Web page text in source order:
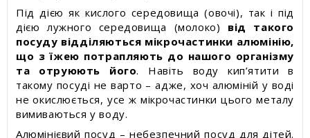
Під дією як кислого середовища (овочі), так і під
дією лужного середовища (молоко) від такого
посуду відділяються мікрочастинки алюмінію,
що з їжею потрапляють до нашого організму
та отруюють його. Навіть воду кип’ятити в
такому посуді не варто – адже, хоч алюміній у воді
не окислюється, усе ж мікрочастинки цього металу
вимиваються у воду.
Алюмінієвий посуд – небезпечний посуд для дітей.